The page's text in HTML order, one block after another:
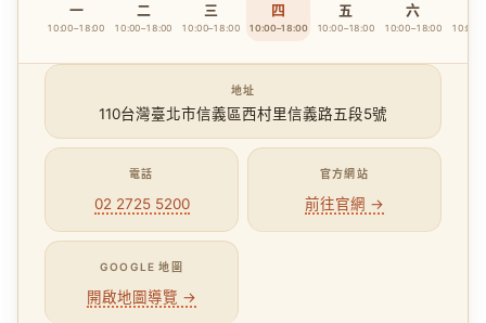
一
10:00–18:00
二
10:00–18:00
三
10:00–18:00
四
10:00–18:00
五
10:00–18:00
六
10:00–18:00
地址
110台灣臺北市信義區西村里信義路五段5號
電話
02 2725 5200
官方網站
前往官網 →
GOOGLE 地圖
開啟地圖導覽 →